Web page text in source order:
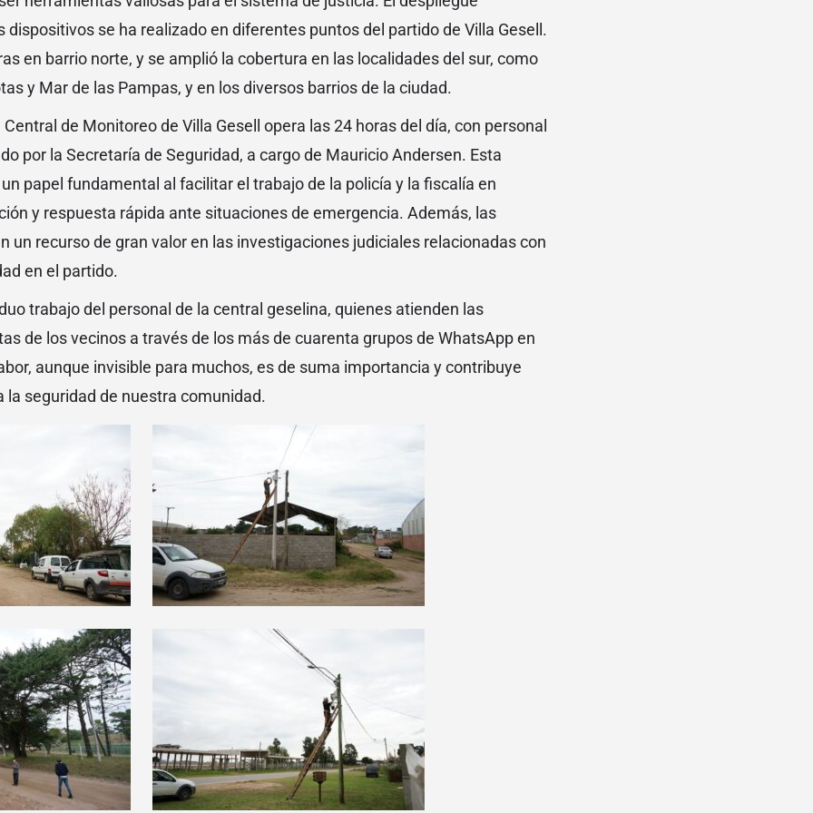
dispositivos se ha realizado en diferentes puntos del partido de Villa Gesell.
en barrio norte, y se amplió la cobertura en las localidades del sur, como
y Mar de las Pampas, y en los diversos barrios de la ciudad.
de Monitoreo de Villa Gesell opera las 24 horas del día, con personal
por la Secretaría de Seguridad, a cargo de Mauricio Andersen. Esta
papel fundamental al facilitar el trabajo de la policía y la fiscalía en
y respuesta rápida ante situaciones de emergencia. Además, las
un recurso de gran valor en las investigaciones judiciales relacionadas con
en el partido.
trabajo del personal de la central geselina, quienes atienden las
de los vecinos a través de los más de cuarenta grupos de WhatsApp en
aunque invisible para muchos, es de suma importancia y contribuye
seguridad de nuestra comunidad.